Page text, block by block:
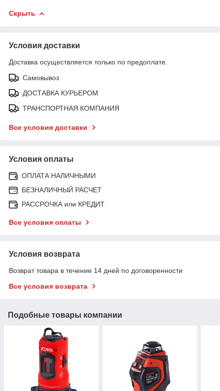
Скрыть
Условия доставки
Доставка осуществляется только по предоплате.
Самовывоз
ДОСТАВКА КУРЬЕРОМ
ТРАНСПОРТНАЯ КОМПАНИЯ
Все условия доставки
Условия оплаты
ОПЛАТА НАЛИЧНЫМИ
БЕЗНАЛИЧНЫЙ РАСЧЕТ
РАССРОЧКА или КРЕДИТ
Все условия оплаты
Условия возврата
Возврат товара в течение 14 дней по договоренности
Все условия возврата
Подобные товары компании